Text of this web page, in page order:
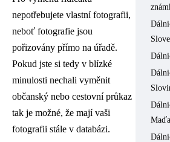
nepotřebujete vlastní fotografii,
neboť fotografie jsou
pořizovány přímo na úřadě.
Pokud jste si tedy v blízké
minulosti nechali vyměnit
občanský nebo cestovní průkaz
tak je možné, že mají vaši
fotografii stále v databázi.